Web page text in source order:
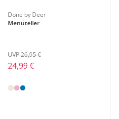
Done by Deer
Menüteller
24,99 €
UVP 26,95 €